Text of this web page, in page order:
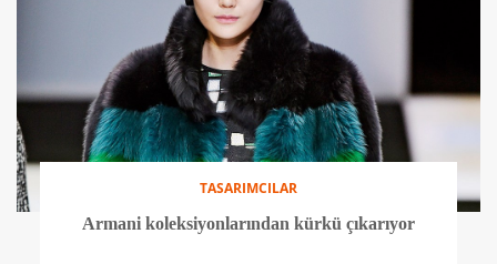
TASARIMCILAR
Armani koleksiyonlarından kürkü çıkarıyor